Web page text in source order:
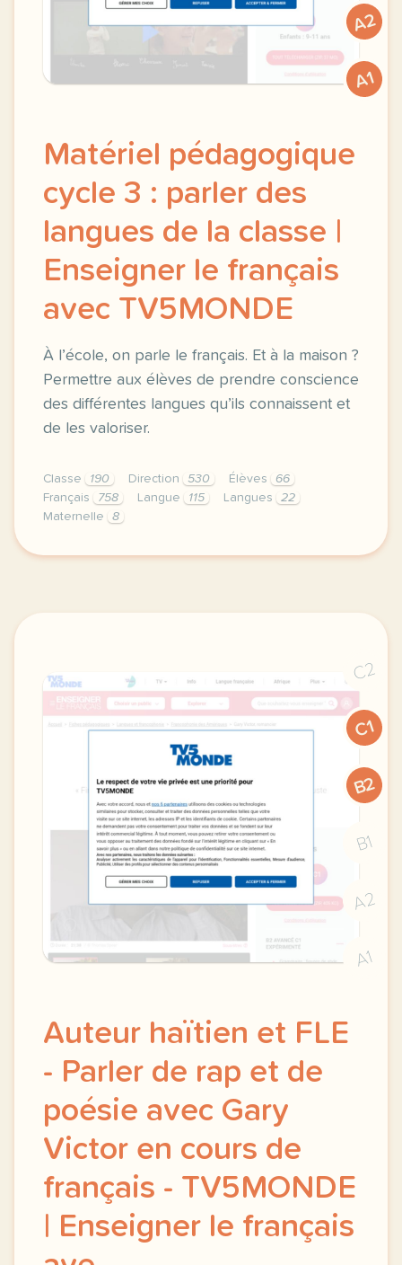
A2
A1
Matériel pédagogique
cycle 3 : parler des
langues de la classe |
Enseigner le français
avec TV5MONDE
À l’école, on parle le français. Et à la maison ?
Permettre aux élèves de prendre conscience
des différentes langues qu’ils connaissent et
de les valoriser.
Classe 190 Direction 530 Élèves
66
Français
758 Langue 115 Langues
22
Maternelle
8
didomi host didomi components button cursor
C2
C1
B2
B1
A2
A1
Auteur haïtien et FLE
- Parler de rap et de
poésie avec Gary
Victor en cours de
français - TV5MONDE
| Enseigner le français